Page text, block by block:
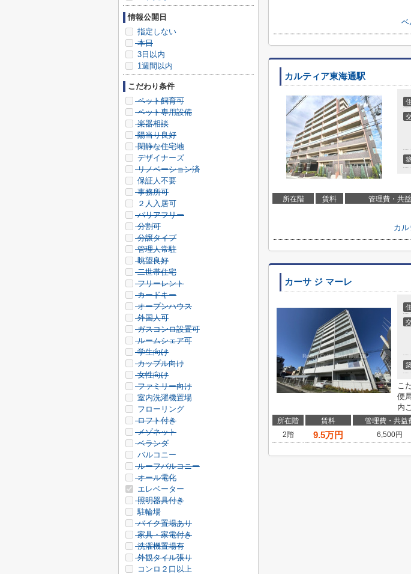
ベ
カルティア東海通駅
所在階 賃料 管理費・共
カ
カーサ ジ マーレ
こ
便
内
所在階 賃料 管理費・共益
2階
9.5万円 6,500円
情報公開日
指定しない
本日
3日以内
1週間以内
こだわり条件
ペット飼育可
ペット専用設備
楽器相談
陽当り良好
閑静な住宅地
デザイナーズ
リノベーション済
保証人不要
事務所可
２人入居可
バリアフリー
分割可
分譲タイプ
管理人常駐
眺望良好
二世帯住宅
フリーレント
カードキー
オープンハウス
外国人可
ガスコンロ設置可
ルームシェア可
学生向け
カップル向け
女性向け
ファミリー向け
室内洗濯機置場
フローリング
ロフト付き
メゾネット
ベランダ
バルコニー
ルーフバルコニー
オール電化
エレベーター
照明器具付き
駐輪場
バイク置場あり
家具・家電付き
洗濯機置場有
外観タイル張り
コンロ２口以上